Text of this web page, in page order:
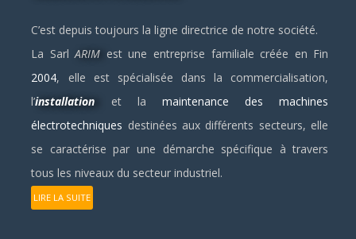
C’est depuis toujours la ligne directrice de notre société.
La SarlARIM est une entreprise familiale créée en Fin
2004, elle est spécialisée dans la commercialisation,
l’installation et la maintenance des machines
électrotechniques destinées aux différents secteurs, elle
se caractérise par une démarche spécifique à travers
tous les niveaux du secteur industriel.
LIRE LA SUITE